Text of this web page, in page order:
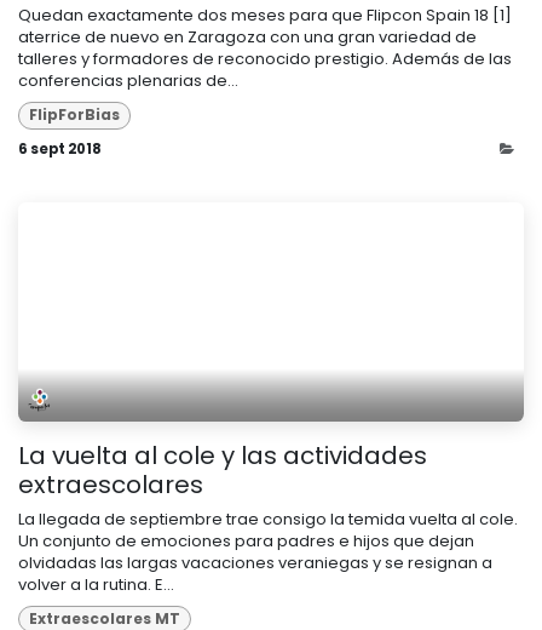
Quedan exactamente dos meses para que Flipcon Spain 18 [1]
aterrice de nuevo en Zaragoza con una gran variedad de
talleres y formadores de reconocido prestigio. Además de las
conferencias plenarias de...
FlipForBias
6 sept 2018
La vuelta al cole y las actividades
extraescolares
La llegada de septiembre trae consigo la temida vuelta al cole.
Un conjunto de emociones para padres e hijos que dejan
olvidadas las largas vacaciones veraniegas y se resignan a
volver a la rutina. E...
Extraescolares MT